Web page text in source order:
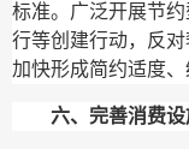
标准。广泛开展节
行等创建行动，反对
加快形成简约适度、
六、完善消费设